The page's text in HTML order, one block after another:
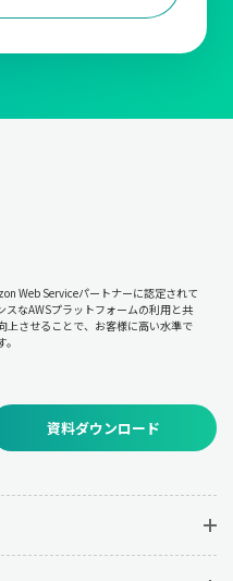
Web Serviceパートナーに認定されて
スなAWSプラットフォームの利用と共
上させることで、お客様に高い水準で
資料ダウンロード